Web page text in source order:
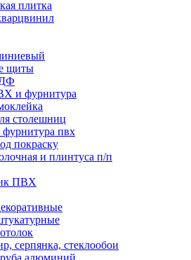
плитка
щиты
и фурнитура
столешниц
пвх
покраску
и плинтуса п/п
ПВХ
серпянка, стеклообои
алюминий